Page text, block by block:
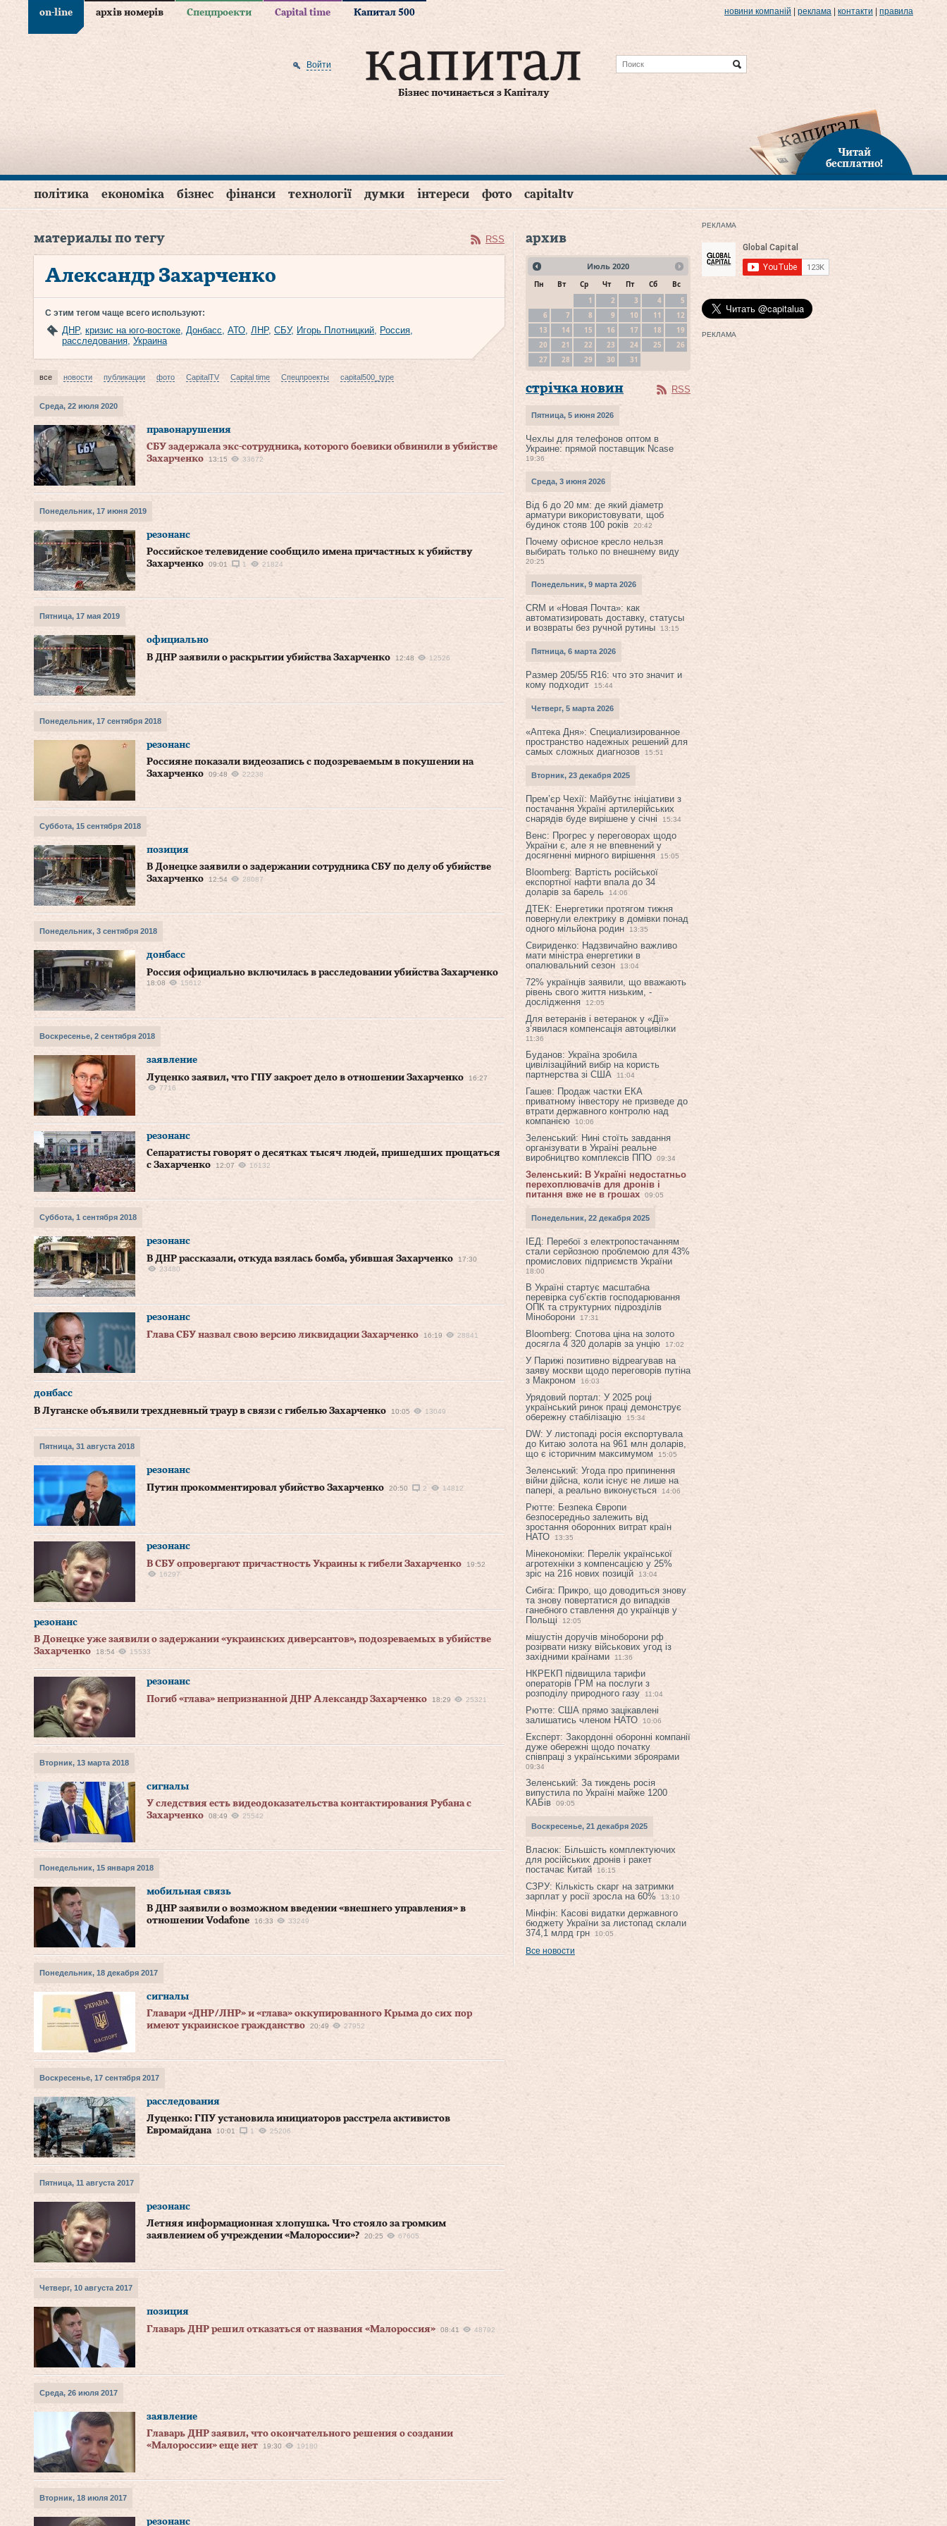
on-line архів номерів Спецпроекти Capital time Капитал 500 новини компаній реклама контакти правила
Бізнес починається з Капіталу
Войти
Читай
бесплатно!
політика економіка бізнес фінанси технології думки інтереси фото capitaltv
материалы по тегу RSS
Александр Захарченко
С этим тегом чаще всего используют:
ДНР, кризис на юго-востоке, Донбасс, АТО, ЛНР, СБУ, Игорь Плотницкий, Россия,
расследования, Украина
все новости публикации фото CapitalTV Capital time Спецпроекты capital500_type
Среда, 22 июля 2020
правонарушения
СБУ задержала экс-сотрудника, которого боевики обвинили в убийстве
Захарченко
13:15 33672
Понедельник, 17 июня 2019
резонанс
Российское телевидение сообщило имена причастных к убийству
Захарченко
09:01 1 21824
Пятница, 17 мая 2019
официально
В ДНР заявили о раскрытии убийства Захарченко
12:48 12526
Понедельник, 17 сентября 2018
резонанс
Россияне показали видеозапись с подозреваемым в покушении на
Захарченко
09:48 22238
Суббота, 15 сентября 2018
позиция
В Донецке заявили о задержании сотрудника СБУ по делу об убийстве
Захарченко
12:54 28087
Понедельник, 3 сентября 2018
донбасс
Россия официально включилась в расследовании убийства Захарченко
18:08 15612
Воскресенье, 2 сентября 2018
заявление
Луценко заявил, что ГПУ закроет дело в отношении Захарченко
16:27
7716
резонанс
Сепаратисты говорят о десятках тысяч людей, пришедших прощаться
с Захарченко
12:07 16132
Суббота, 1 сентября 2018
резонанс
В ДНР рассказали, откуда взялась бомба, убившая Захарченко
17:30
23480
резонанс
Глава СБУ назвал свою версию ликвидации Захарченко
16:19 28841
донбасс
В Луганске объявили трехдневный траур в связи с гибелью Захарченко
10:05 13049
Пятница, 31 августа 2018
резонанс
Путин прокомментировал убийство Захарченко
20:50 2 14812
резонанс
В СБУ опровергают причастность Украины к гибели Захарченко
19:52
16297
резонанс
В Донецке уже заявили о задержании «украинских диверсантов», подозреваемых в убийстве
Захарченко
18:54 15533
резонанс
Погиб «глава» непризнанной ДНР Александр Захарченко
18:29 25321
Вторник, 13 марта 2018
сигналы
У следствия есть видеодоказательства контактирования Рубана с
Захарченко
08:49 25542
Понедельник, 15 января 2018
мобильная связь
В ДНР заявили о возможном введении «внешнего управления» в
отношении Vodafone
16:33 33249
Понедельник, 18 декабря 2017
сигналы
Главари «ДНР/ЛНР» и «глава» оккупированного Крыма до сих пор
имеют украинское гражданство
20:49 27952
Воскресенье, 17 сентября 2017
расследования
Луценко: ГПУ установила инициаторов расстрела активистов
Евромайдана
10:01 1 25206
Пятница, 11 августа 2017
резонанс
Летняя информационная хлопушка. Что стояло за громким
заявлением об учреждении «Малороссии»?
20:25 67605
Четверг, 10 августа 2017
позиция
Главарь ДНР решил отказаться от названия «Малороссия»
08:41 48792
Среда, 26 июля 2017
заявление
Главарь ДНР заявил, что окончательного решения о создании
«Малороссии» еще нет
19:30 19180
Вторник, 18 июля 2017
резонанс
архив
Июль 2020
Пн Вт Ср Чт Пт Сб
Вс
1
2 3 4
5
6
7 8 9 10 11
12
13
14 15 16 17 18
19
20
21 22 23 24 25
26
27
28 29 30 31
стрічка новин RSS
Пятница, 5 июня 2026
Чехлы для телефонов оптом в
Украине: прямой поставщик Ncase
19:36
Среда, 3 июня 2026
Від 6 до 20 мм: де який діаметр
арматури використовувати, щоб
будинок стояв 100 років
20:42
Почему офисное кресло нельзя
выбирать только по внешнему виду
20:25
Понедельник, 9 марта 2026
CRM и «Новая Почта»: как
автоматизировать доставку, статусы
и возвраты без ручной рутины
13:15
Пятница, 6 марта 2026
Размер 205/55 R16: что это значит и
кому подходит
15:44
Четверг, 5 марта 2026
«Аптека Дня»: Специализированное
пространство надежных решений для
самых сложных диагнозов
15:51
Вторник, 23 декабря 2025
Прем’єр Чехії: Майбутнє ініціативи з
постачання Україні артилерійських
снарядів буде вирішене у січні
15:34
Венс: Прогрес у переговорах щодо
України є, але я не впевнений у
досягненні мирного вирішення
15:05
Bloomberg: Вартість російської
експортної нафти впала до 34
доларів за барель
14:06
ДТЕК: Енергетики протягом тижня
повернули електрику в домівки понад
одного мільйона родин
13:35
Свириденко: Надзвичайно важливо
мати міністра енергетики в
опалювальний сезон
13:04
72% українців заявили, що вважають
рівень свого життя низьким, -
дослідження
12:05
Для ветеранів і ветеранок у «Дії»
з’явилася компенсація автоцивілки
11:36
Буданов: Україна зробила
цивілізаційний вибір на користь
партнерства зі США
11:04
Гашев: Продаж частки ЕКА
приватному інвестору не призведе до
втрати державного контролю над
компанією
10:06
Зеленський: Нині стоїть завдання
організувати в Україні реальне
виробництво комплексів ППО
09:34
Зеленський: В Україні недостатньо
перехоплювачів для дронів і
питання вже не в грошах
09:05
Понедельник, 22 декабря 2025
ІЕД: Перебої з електропостачанням
стали серйозною проблемою для 43%
промислових підприємств України
18:00
В Україні стартує масштабна
перевірка суб’єктів господарювання
ОПК та структурних підрозділів
Міноборони
17:31
Bloomberg: Спотова ціна на золото
досягла 4 320 доларів за унцію
17:02
У Парижі позитивно відреагував на
заяву москви щодо переговорів путіна
з Макроном
16:03
Урядовий портал: У 2025 році
український ринок праці демонструє
обережну стабілізацію
15:34
DW: У листопаді росія експортувала
до Китаю золота на 961 млн доларів,
що є історичним максимумом
15:05
Зеленський: Угода про припинення
війни дійсна, коли існує не лише на
папері, а реально виконується
14:06
Рютте: Безпека Європи
безпосередньо залежить від
зростання оборонних витрат країн
НАТО
13:35
Мінекономіки: Перелік української
агротехніки з компенсацією у 25%
зріс на 216 нових позицій
13:04
Сибіга: Прикро, що доводиться знову
та знову повертатися до випадків
ганебного ставлення до українців у
Польщі
12:05
мішустін доручів міноборони рф
розірвати низку військових угод із
західними країнами
11:36
НКРЕКП підвищила тарифи
операторів ГРМ на послуги з
розподілу природного газу
11:04
Рютте: США прямо зацікавлені
залишатись членом НАТО
10:06
Експерт: Закордонні оборонні компанії
дуже обережні щодо початку
співпраці з українськими зброярами
09:34
Зеленський: За тиждень росія
випустила по Україні майже 1200
КАБів
09:05
Воскресенье, 21 декабря 2025
Власюк: Більшість комплектуючих
для російських дронів і ракет
постачає Китай
16:15
СЗРУ: Кількість скарг на затримки
зарплат у росії зросла на 60%
13:10
Мінфін: Касові видатки державного
бюджету України за листопад склали
374,1 млрд грн
10:05
Все новости
РЕКЛАМА
РЕКЛАМА